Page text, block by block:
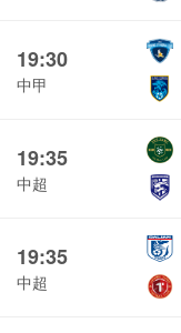
19:30
中甲
19:35
中超
19:35
中超